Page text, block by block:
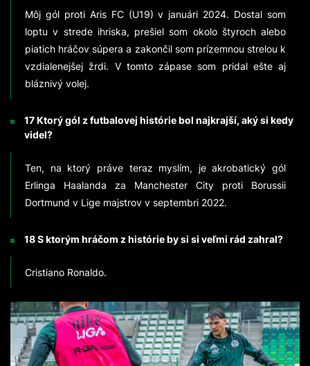
Môj gól proti Aris FC (U19) v januári 2024. Dostal som
loptu v strede ihriska, prešiel som okolo štyroch alebo
piatich hráčov súpera a zakončil som prízemnou strelou k
vzdialenejšej žrdi. V tomto zápase som pridal ešte aj
bláznivý volej.
17 Ktorý gól z futbalovej histórie bol najkrajší, aký si kedy
videl?
Ten, na ktorý práve teraz myslím, je akrobatický gól
Erlinga Haalanda za Manchester City proti Borussii
Dortmund v Lige majstrov v septembri 2022.
18 S ktorým hráčom z histórie by si si veľmi rád zahral?
Cristiano Ronaldo.